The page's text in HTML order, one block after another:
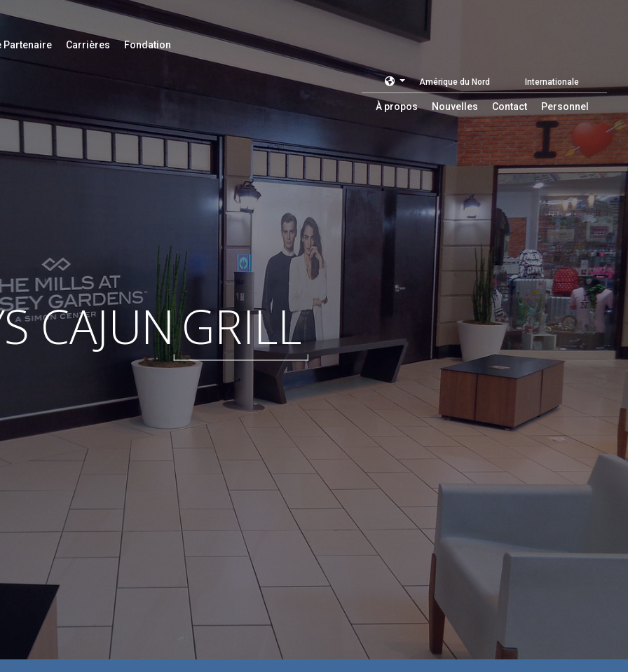
Partenaire Carrières Fondation
À propos Nouvelles Contact Personnel
Amérique du Nord Internationale
CAJUNGRILL